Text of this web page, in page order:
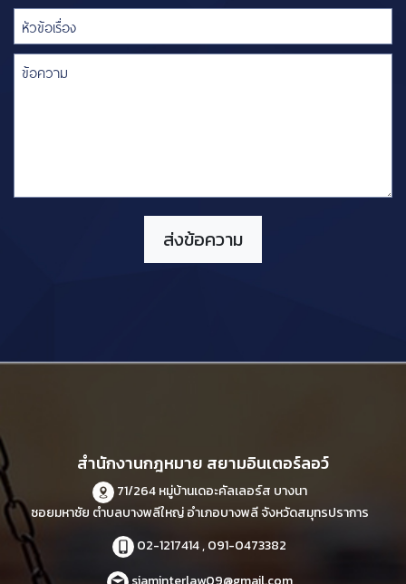
สำนักงานกฎหมาย สยามอินเตอร์ลอว์
71/264 หมู่บ้านเดอะคัลเลอร์ส บางนา
ซอยมหาชัย ตำบลบางพลีใหญ่ อำเภอบางพลี จังหวัดสมุทรปราการ
02-1217414 , 091-0473382